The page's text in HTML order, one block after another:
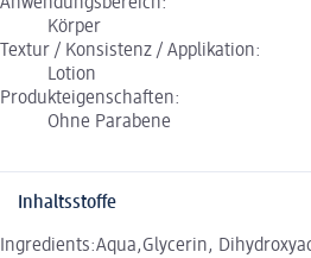
Körper
Textur / Konsistenz / Applikation:
Lotion
Produkteigenschaften:
Ohne Parabene
Inhaltsstoffe
Ingredients:Aqua,Glycerin,